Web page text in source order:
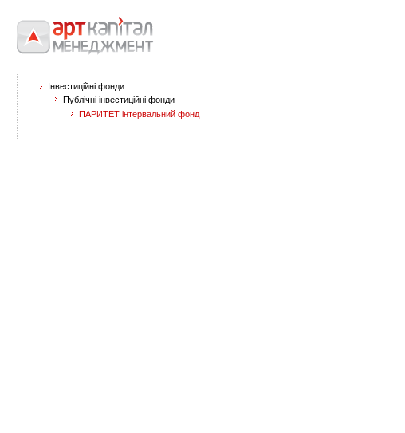
Інвестиційні фонди
Публічні інвестиційні фонди
ПАРИТЕТ інтервальний фонд